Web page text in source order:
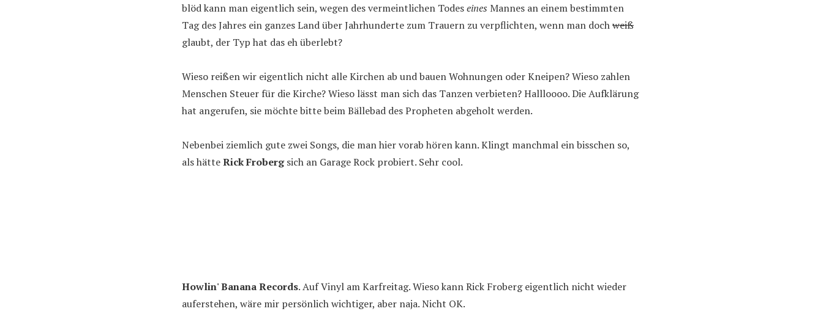
blöd kann man eigentlich sein, wegen des vermeintlichen Todeseines Mannes an einem bestimmten
Tag des Jahres ein ganzes Land über Jahrhunderte zum Trauern zu verpflichten, wenn man dochweiß
glaubt, der Typ hat das eh überlebt?
Wieso reißen wir eigentlich nicht alle Kirchen ab und bauen Wohnungen oder Kneipen? Wieso zahlen
Menschen Steuer für die Kirche? Wieso lässt man sich das Tanzen verbieten? Hallloooo. Die Aufklärung
hat angerufen, sie möchte bitte beim Bällebad des Propheten abgeholt werden.
Nebenbei ziemlich gute zwei Songs, die man hier vorab hören kann. Klingt manchmal ein bisschen so,
als hätteRick Frobergsich an Garage Rock probiert. Sehr cool.
Howlin' Banana Records. Auf Vinyl am Karfreitag. Wieso kann Rick Froberg eigentlich nicht wieder
auferstehen, wäre mir persönlich wichtiger, aber naja. Nicht OK.